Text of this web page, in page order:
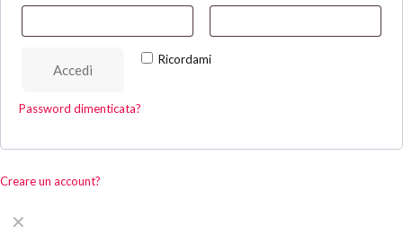
Ricordami
Accedi
Password dimenticata?
Creare un account?
✕